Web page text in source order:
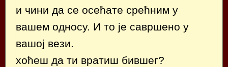
и чини да се осећате срећним у
вашем односу. И то је савршено у
вашој вези.
хоћеш да ти вратиш бившег?